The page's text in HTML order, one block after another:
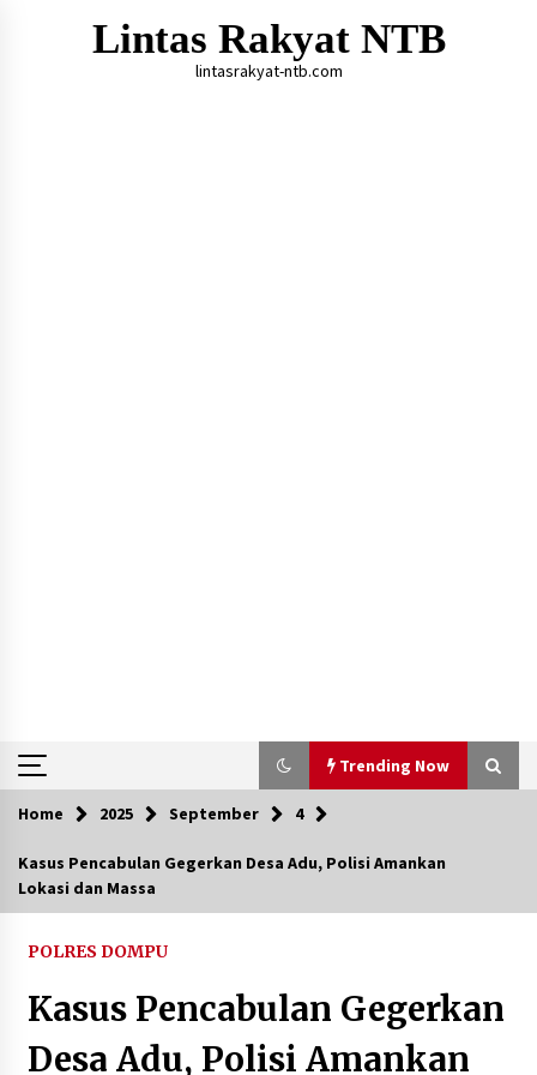
Lintas Rakyat NTB
lintasrakyat-ntb.com
Trending Now
Trending Now
Polsek Kempo Serahkan ODGJ ke Ketua DPRD
3 hari ago
Home 2025 September 4
Kasus Pencabulan Gegerkan Desa Adu, Polisi Amankan
Lokasi dan Massa
POLRES DOMPU
Kasus Pencabulan Gegerkan
Desa Adu, Polisi Amankan